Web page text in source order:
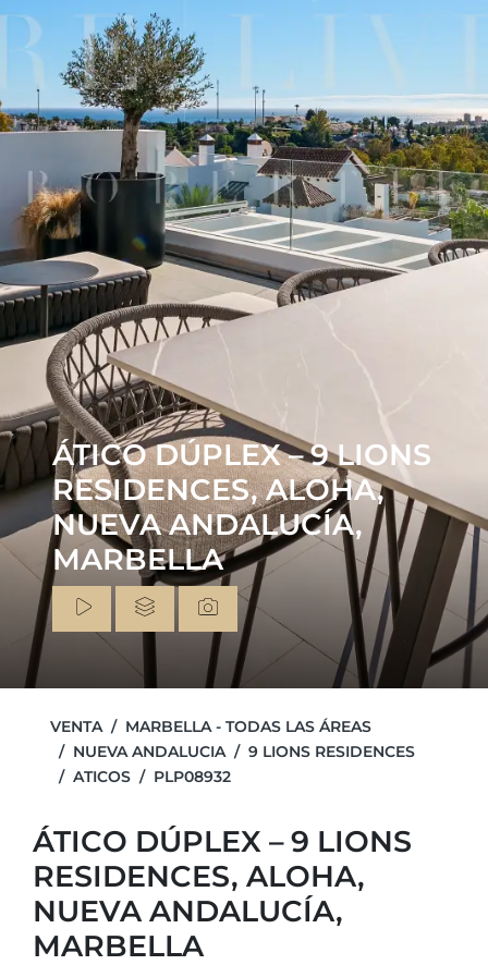
ÁTICO DÚPLEX – 9 LIONS
RESIDENCES, ALOHA,
NUEVA ANDALUCÍA,
MARBELLA
VENTA
MARBELLA - TODAS LAS ÁREAS
NUEVA ANDALUCIA
9 LIONS RESIDENCES
ATICOS
PLP08932
ÁTICO DÚPLEX – 9 LIONS
RESIDENCES, ALOHA,
NUEVA ANDALUCÍA,
MARBELLA